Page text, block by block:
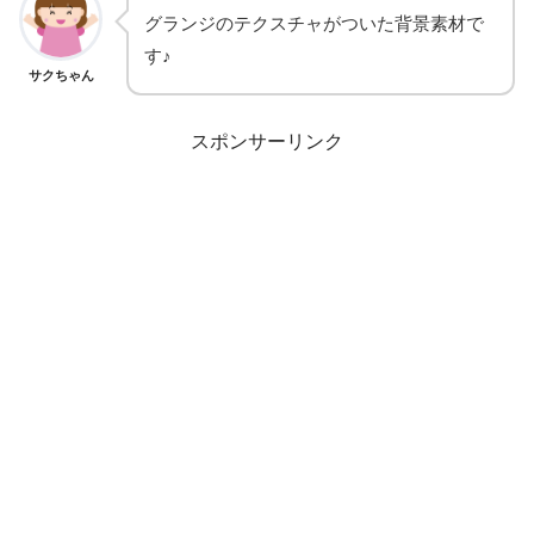
サクちゃん
グランジのテクスチャがついた背景素材で
す♪
スポンサーリンク